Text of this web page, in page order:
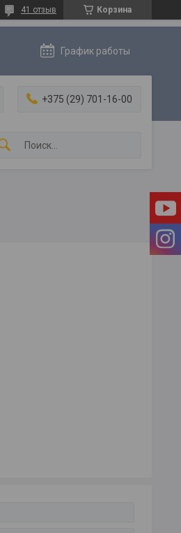
Корзина
41 отзыв
График работы
+375 (29) 701-16-00